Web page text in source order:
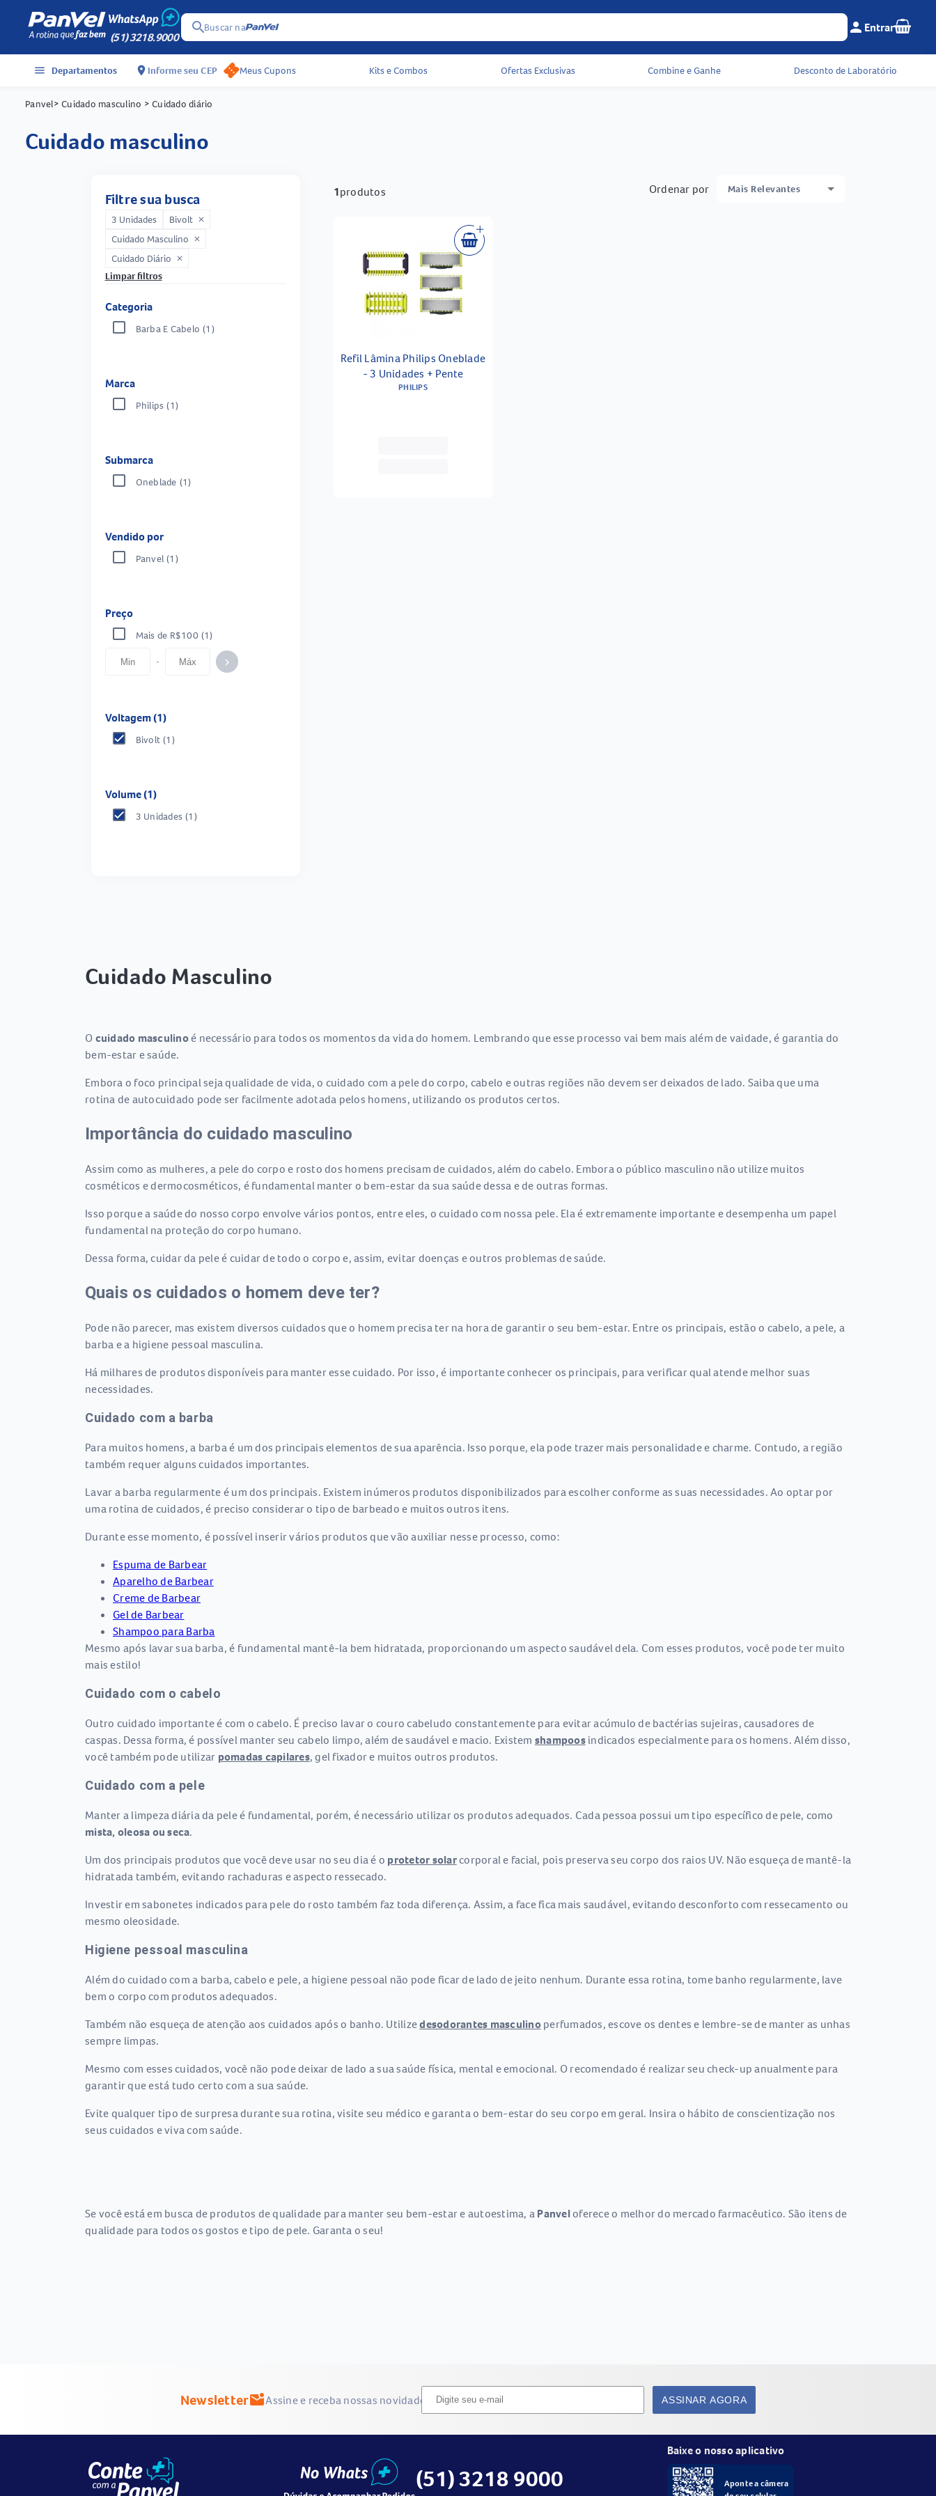
(51) 3218.9000
searchBuscar na Menu do cliente e
person Entrar Seu
Acessos rápidos do cabeçalho
menu Departamentos location_on Informe seu CEP Meus Cupons Kits e Combos Ofertas Exclusivas Combine e Ganhe Desconto de Laboratório
Panvel> Cuidado masculino > Cuidado diário
cuidado masculino
Filtre sua busca
3 Unidades Bivolt close
Cuidado Masculino close
Cuidado Diário close
Limpar filtros
Categoria
Barba E Cabelo (1)
Marca
Philips (1)
Submarca
Oneblade (1)
Vendido por
Panvel (1)
Preço
Mais de R$100 (1)
- keyboard_arrow_right
Voltagem (1)
Bivolt (1)
Volume (1)
3 Unidades (1)
1produtos Ordenar por Mais Relevantes
Refil Lâmina Philips Oneblade
- 3 Unidades + Pente
PHILIPS
Cuidado Masculino
O cuidado masculinoé necessário para todos os momentos da vida do homem. Lembrando que esse processo vai bem mais além de vaidade, é garantia do
bem-estar e saúde.
Embora o foco principal seja qualidade de vida, o cuidado com a pele do corpo, cabelo e outras regiões não devem ser deixados de lado. Saiba que uma
rotina de autocuidado pode ser facilmente adotada pelos homens, utilizando os produtos certos.
Importância do cuidado masculino
Assim como as mulheres, a pele do corpo e rosto dos homens precisam de cuidados, além do cabelo. Embora o público masculino não utilize muitos
cosméticos e dermocosméticos, é fundamental manter o bem-estar da sua saúde dessa e de outras formas.
Isso porque a saúde do nosso corpo envolve vários pontos, entre eles, o cuidado com nossa pele. Ela é extremamente importante e desempenha um papel
fundamental na proteção do corpo humano.
Dessa forma, cuidar da pele é cuidar de todo o corpo e, assim, evitar doenças e outros problemas de saúde.
Quais os cuidados o homem deve ter?
Pode não parecer, mas existem diversos cuidados que o homem precisa ter na hora de garantir o seu bem-estar. Entre os principais, estão o cabelo, a pele, a
barba e a higiene pessoal masculina.
Há milhares de produtos disponíveis para manter esse cuidado. Por isso, é importante conhecer os principais, para verificar qual atende melhor suas
necessidades.
Cuidado com a barba
Para muitos homens, a barba é um dos principais elementos de sua aparência. Isso porque, ela pode trazer mais personalidade e charme. Contudo, a região
também requer alguns cuidados importantes.
Lavar a barba regularmente é um dos principais. Existem inúmeros produtos disponibilizados para escolher conforme as suas necessidades. Ao optar por
uma rotina de cuidados, é preciso considerar o tipo de barbeado e muitos outros itens.
Durante esse momento, é possível inserir vários produtos que vão auxiliar nesse processo, como:
Espuma de Barbear
Aparelho de Barbear
Creme de Barbear
Gel de Barbear
Shampoo para Barba
Mesmo após lavar sua barba, é fundamental mantê-la bem hidratada, proporcionando um aspecto saudável dela. Com esses produtos, você pode ter muito
mais estilo!
Cuidado com o cabelo
Outro cuidado importante é com o cabelo. É preciso lavar o couro cabeludo constantemente para evitar acúmulo de bactérias sujeiras, causadores de
caspas. Dessa forma, é possível manter seu cabelo limpo, além de saudável e macio. Existem shampoosindicados especialmente para os homens. Além disso,
você também pode utilizar pomadas capilares, gel fixador e muitos outros produtos.
Cuidado com a pele
Manter a limpeza diária da pele é fundamental, porém, é necessário utilizar os produtos adequados. Cada pessoa possui um tipo específico de pele, como
mista, oleosa ou seca.
Um dos principais produtos que você deve usar no seu dia é o protetor solarcorporal e facial, pois preserva seu corpo dos raios UV. Não esqueça de mantê-la
hidratada também, evitando rachaduras e aspecto ressecado.
Investir em sabonetes indicados para pele do rosto também faz toda diferença. Assim, a face fica mais saudável, evitando desconforto com ressecamento ou
mesmo oleosidade.
Higiene pessoal masculina
Além do cuidado com a barba, cabelo e pele, a higiene pessoal não pode ficar de lado de jeito nenhum. Durante essa rotina, tome banho regularmente, lave
bem o corpo com produtos adequados.
Também não esqueça de atenção aos cuidados após o banho. Utilizedesodorantes masculinoperfumados, escove os dentes e lembre-se de manter as unhas
sempre limpas.
Mesmo com esses cuidados, você não pode deixar de lado a sua saúde física, mental e emocional. O recomendado é realizar seu check-up anualmente para
garantir que está tudo certo com a sua saúde.
Evite qualquer tipo de surpresa durante sua rotina, visite seu médico e garanta o bem-estar do seu corpo em geral. Insira o hábito de conscientização nos
seus cuidados e viva com saúde.
Se você está em busca de produtos de qualidade para manter seu bem-estar e autoestima, a Panveloferece o melhor do mercado farmacêutico. São itens de
qualidade para todos os gostos e tipo de pele. Garanta o seu!
Newslettermark_email_unreadAssine e receba nossas novidades ASSINAR AGORA
(51) 3218 9000
Baixe o nosso aplicativo
Aponte a câmera